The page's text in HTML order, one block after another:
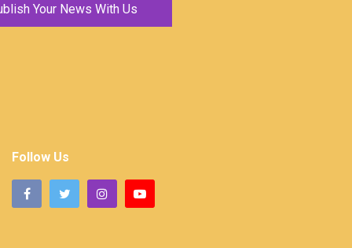
Your News With Us
Follow Us